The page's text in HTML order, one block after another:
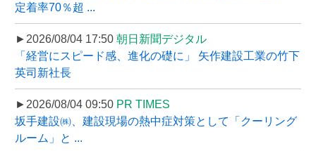
定着率70％超 ...
►2026/08/04 17:50 朝日新聞デジタル
「経営にスピード感、進化の礎に」 矢作建設工業の竹下
英司新社長
►2026/08/04 09:50 PR TIMES
坂手建設㈱、建設現場の熱中症対策として「クーリング
ルーム」と ...